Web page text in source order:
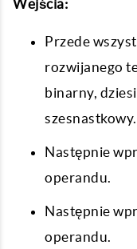
Wejścia:
Przede
rozwijanego
binarny,
szesnastkowy.
Następnie
operandu.
Następnie
operandu.